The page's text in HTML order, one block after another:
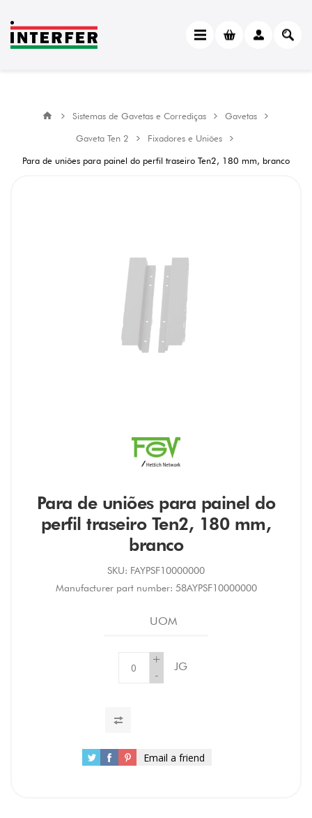
Sistemas de Gavetas e Corrediças
Gavetas
Gaveta Ten 2
Fixadores e Uniões
Para de uniões para painel do perfil traseiro Ten2, 180 mm, branco
Para de uniões para painel do
perfil traseiro Ten2, 180 mm,
branco
SKU: FAYPSF10000000
Manufacturer part number: 58AYPSF10000000
UOM
+
-
JG
Email a friend